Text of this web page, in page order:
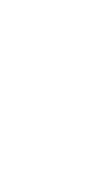
de Twitter